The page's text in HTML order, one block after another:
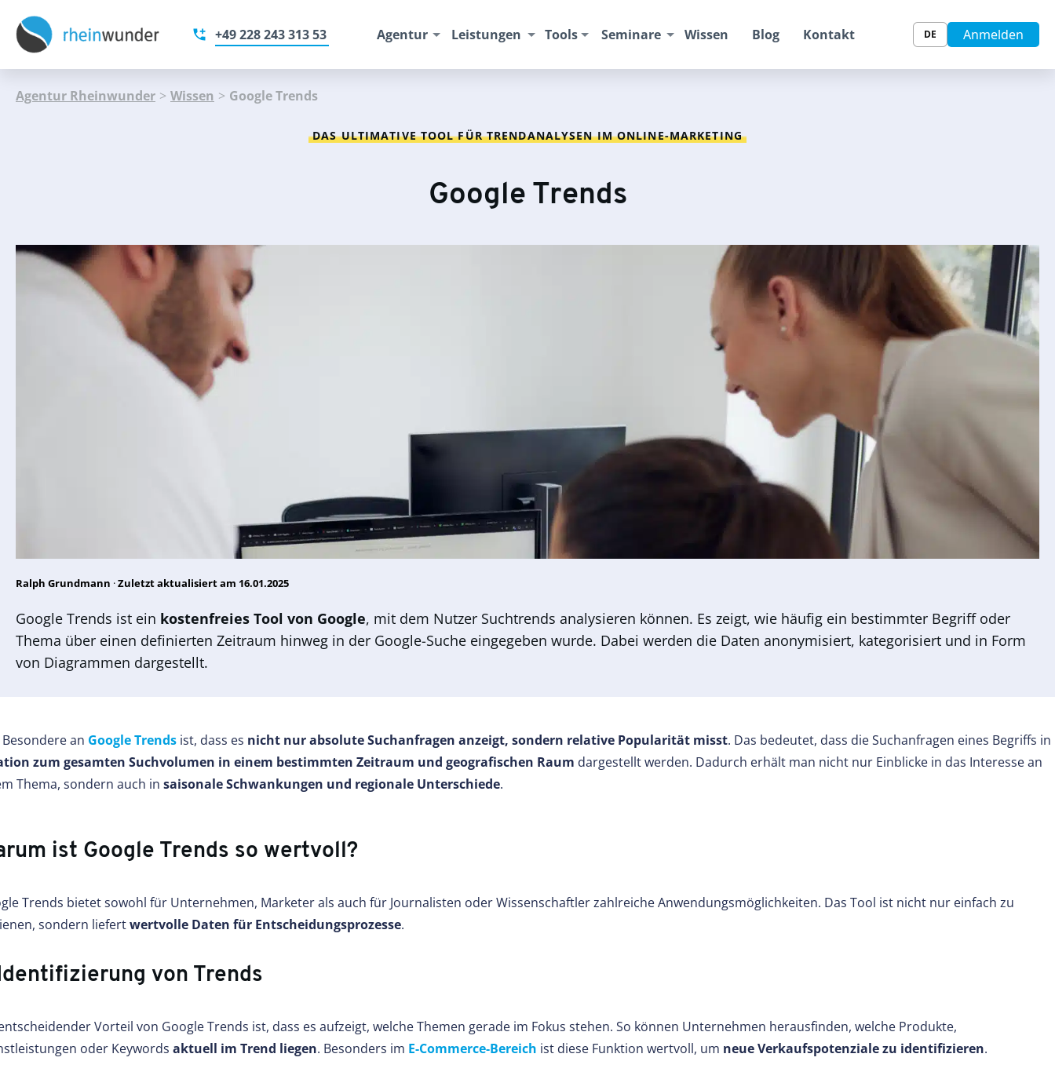
+49 228 243 313 53 Agentur Leistungen Tools Seminare Wissen Blog Kontakt DE Anmelden
Agentur Rheinwunder > Wissen > Google Trends
DAS ULTIMATIVE TOOL FÜR TRENDANALYSEN IM ONLINE-MARKETING
Google Trends
Ralph Grundmann ·Zuletzt aktualisiert am 16.01.2025
Google Trends ist ein kostenfreies Tool von Google, mit dem Nutzer Suchtrends analysieren können. Es zeigt, wie häufig ein bestimmter Begriff oder
Thema über einen definierten Zeitraum hinweg in der Google-Suche eingegeben wurde. Dabei werden die Daten anonymisiert, kategorisiert und in Form
von Diagrammen dargestellt.
an Google Trends ist, dass es nicht nur absolute Suchanfragen anzeigt, sondern relative Popularität misst. Das bedeutet, dass die Suchanfragen eines Begriffs in
zum gesamten Suchvolumen in einem bestimmten Zeitraum und geografischen Raum dargestellt werden. Dadurch erhält man nicht nur Einblicke in das Interesse an
Thema, sondern auch in saisonale Schwankungen und regionale Unterschiede.
ist Google Trends so wertvoll?
Trends bietet sowohl für Unternehmen, Marketer als auch für Journalisten oder Wissenschaftler zahlreiche Anwendungsmöglichkeiten. Das Tool ist nicht nur einfach zu
sondern liefertwertvolle Daten für Entscheidungsprozesse.
von Trends
Vorteil von Google Trends ist, dass es aufzeigt, welche Themen gerade im Fokus stehen. So können Unternehmen herausfinden, welche Produkte,
oder Keywords aktuell im Trend liegen. Besonders im E-Commerce-Bereich ist diese Funktion wertvoll, um neue Verkaufspotenziale zu identifizieren.